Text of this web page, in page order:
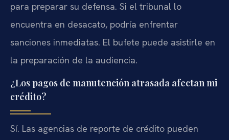
para preparar su defensa. Si el tribunal lo
encuentra en desacato, podría enfrentar
sanciones inmediatas. El bufete puede asistirle en
la preparación de la audiencia.
¿Los pagos de manutención atrasada afectan mi
crédito?
Sí. Las agencias de reporte de crédito pueden